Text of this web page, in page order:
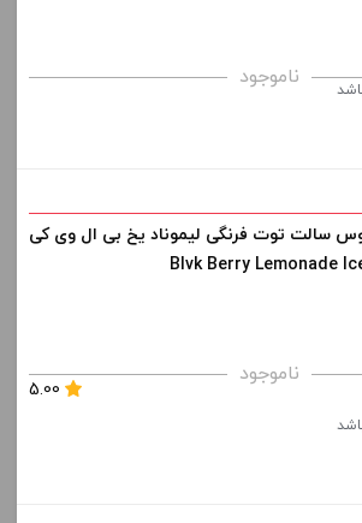
ناموجود
سالت توت فرنگی لیموناد یخ بی ال وی کی
ناموجود
5.00